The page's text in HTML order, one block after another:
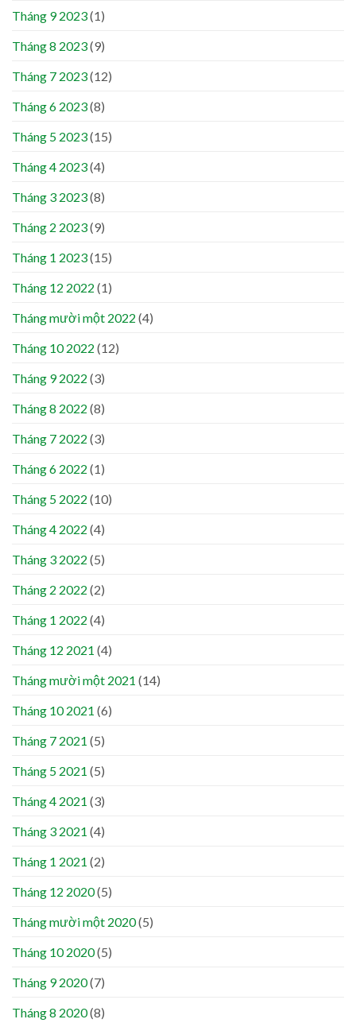
Tháng 9 2023(1)
Tháng 8 2023(9)
Tháng 7 2023(12)
Tháng 6 2023(8)
Tháng 5 2023(15)
Tháng 4 2023(4)
Tháng 3 2023(8)
Tháng 2 2023(9)
Tháng 1 2023(15)
Tháng 12 2022 (1)
Tháng mười một 2022 (4)
Tháng 10 2022 (12)
Tháng 9 2022 (3)
Tháng 8 2022 (8)
Tháng 7 2022 (3)
Tháng 6 2022 (1)
Tháng 5 2022 (10)
Tháng 4 2022 (4)
Tháng 3 2022 (5)
Tháng 2 2022 (2)
Tháng 1 2022 (4)
Tháng 12 2021 (4)
Tháng mười một 2021 (14)
Tháng 10 2021 (6)
Tháng 7 2021 (5)
Tháng 5 2021 (5)
Tháng 4 2021 (3)
Tháng 3 2021 (4)
Tháng 1 2021 (2)
Tháng 12 2020(5)
Tháng mười một 2020(5)
Tháng 10 2020(5)
Tháng 9 2020(7)
Tháng 8 2020(8)